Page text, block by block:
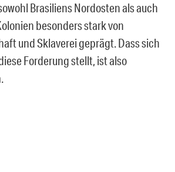
Brasiliens Nordosten als auch
besonders stark von
und Sklaverei geprägt. Dass sich
Forderung stellt, ist also